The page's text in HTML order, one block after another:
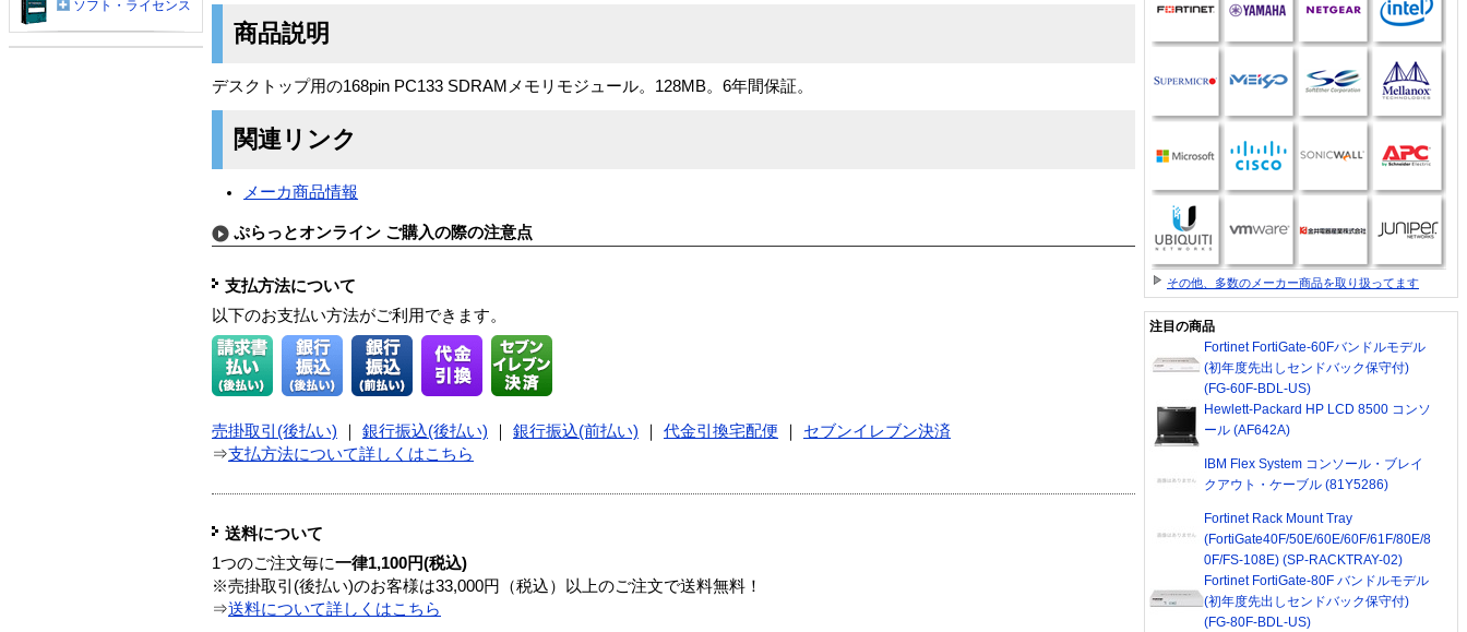
商品説明
デスクトップ用の168pin PC133 SDRAMメモリモジュール。128MB。6年間保証。
関連リンク
メーカ商品情報
ぷらっとオンライン ご購入の際の注意点
支払方法について
以下のお支払い方法がご利用できます。
売掛取引(後払い) 銀行振込(後払い) 銀行振込(前払い) 代金引換宅配便
セブンイレブン決済
⇒支払方法について詳しくはこちら
送料について
1つのご注文毎に一律1,100円(税込)
※売掛取引(後払い)のお客様は33,000円（税込）以上のご注文で送料無料！
⇒送料について詳しくはこちら
ソフト・ライセンス
その他、多数のメーカー商品を取り扱ってます
注目の商品
Fortinet FortiGate-60Fバンドルモデル
(初年度先出しセンドバック保守付)
(FG-60F-BDL-US)
Hewlett-Packard HP LCD 8500 コンソ
ール (AF642A)
IBM Flex System コンソール・ブレイ
クアウト・ケーブル (81Y5286)
Fortinet Rack Mount Tray
(FortiGate40F/50E/60E/60F/61F/80E/8
0F/FS-108E) (SP-RACKTRAY-02)
Fortinet FortiGate-80F バンドルモデル
(初年度先出しセンドバック保守付)
(FG-80F-BDL-US)